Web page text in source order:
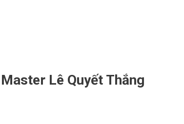
Master Lê Quyết Thắng